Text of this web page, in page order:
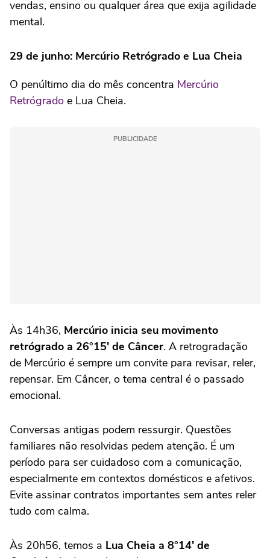
vendas, ensino ou qualquer área que exija agilidade
mental.
29 de junho: Mercúrio Retrógrado e Lua Cheia
O penúltimo dia do mês concentra Mercúrio
Retrógrado e Lua Cheia.
PUBLICIDADE
Às 14h36, Mercúrio inicia seu movimento
retrógrado a 26°15′ de Câncer. A retrogradação
de Mercúrio é sempre um convite para revisar, reler,
repensar. Em Câncer, o tema central é o passado
emocional.
Conversas antigas podem ressurgir. Questões
familiares não resolvidas pedem atenção. É um
período para ser cuidadoso com a comunicação,
especialmente em contextos domésticos e afetivos.
Evite assinar contratos importantes sem antes reler
tudo com calma.
Às 20h56, temos a Lua Cheia a 8°14′ de